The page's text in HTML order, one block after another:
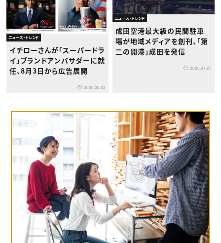
ニュース・トレンド
イチローさんが「スーパードラ
イ」ブランドアンバサダーに就
任、8月3日から広告展開
2026.08.03
ニュース・トレンド
成田空港最大級の民間駐車
場が地域メディアを創刊、「第
二の開港」成田を発信
2026.07.27